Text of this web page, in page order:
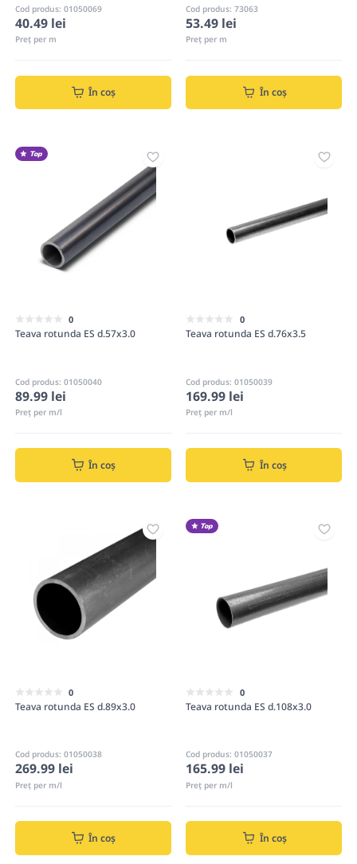
Cod produs: 01050069
40.49 lei
Preț per m
În coș
Cod produs: 73063
53.49 lei
Preț per m
În coș
Top
0
Teava rotunda ES d.57x3.0
Cod produs: 01050040
89.99 lei
Preț per m/l
În coș
0
Teava rotunda ES d.76x3.5
Cod produs: 01050039
169.99 lei
Preț per m/l
În coș
0
Teava rotunda ES d.89x3.0
Cod produs: 01050038
269.99 lei
Preț per m/l
În coș
Top
0
Teava rotunda ES d.108x3.0
Cod produs: 01050037
165.99 lei
Preț per m/l
În coș